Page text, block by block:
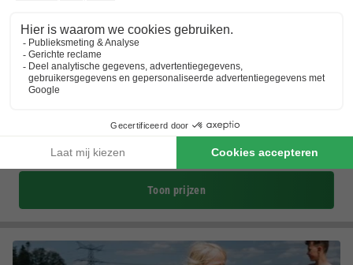
Vakantiepark Hölte
Overijssel,Rijssen (12,3 km van Hellendoorn) Kaart
6.8 Voldoende
Comfortabel en kleinschalig park
Aan de Sallandse Heuvelrug
Toon prijzen